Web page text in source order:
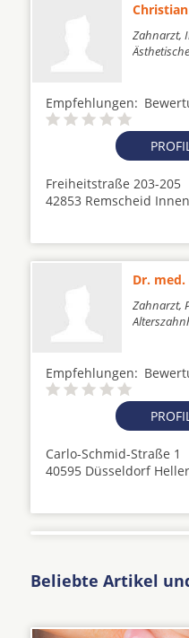
Zahnarzt,
Empfehlungen:
Freiheitstraße 203-205
42853 Remscheid Innen
Dr.
Zahnarzt,
Empfehlungen:
Carlo-Schmid-Straße 1
40595 Düsseldorf
Beliebte Artikel